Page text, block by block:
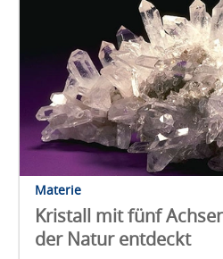
Materie
Kristall mit fünf
der Natur entdeckt